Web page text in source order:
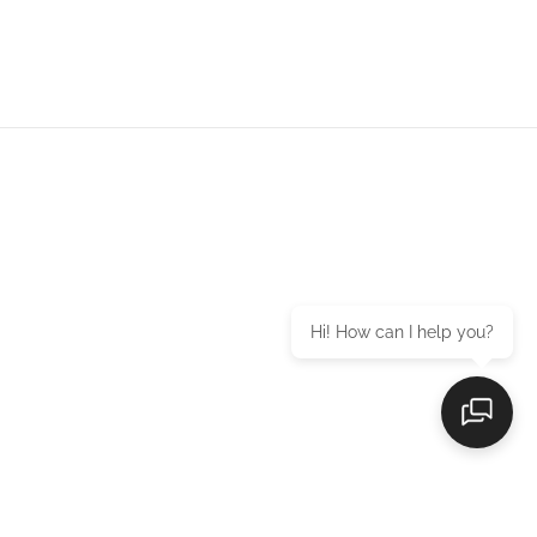
Hi! How can I help you?